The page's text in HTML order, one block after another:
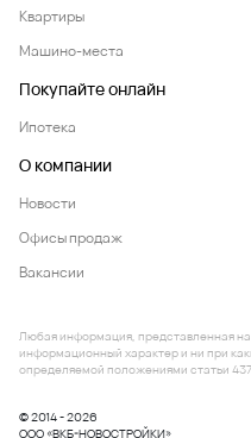
Квартиры
Машино-места
Покупайте онлайн
Ипотека
О компании
Новости
Офисы продаж
Вакансии
© 2014 - 2026
ООО «ВКБ-НОВОСТРОЙКИ»
Любая информация, представленная
информационный характер и ни при
определяемой положениями статьи 437